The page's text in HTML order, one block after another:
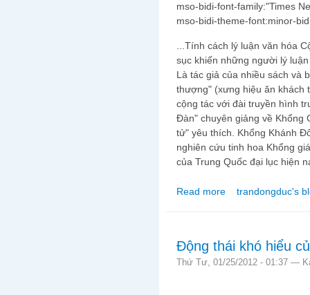
mso-bidi-font-family:"Times
mso-bidi-theme-font:minor-
...Tính cách lý luận văn hóa
sục khiến những người lý
Là tác giả của nhiều sách và
thượng" (xưng hiệu ăn khách
cộng tác với đài truyền hình
Đàn" chuyên giảng về Khổng
tử" yêu thích. Khổng Khánh
nghiên cứu tinh hoa Khổng
của Trung Quốc đại lục hiện
Read more about "Người có tố
trandongduc's
Động thái khó hiểu
Thứ Tư, 01/25/2012 - 01:37 —